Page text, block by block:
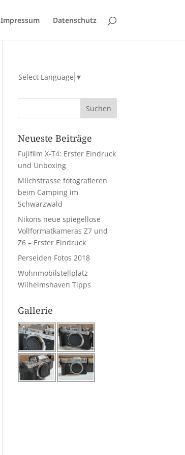
Impressum Datenschutz
Select Language ▼
Neueste Beiträge
Fujifilm X-T4: Erster Eindruck
und Unboxing
Milchstrasse fotografieren
beim Camping im
Schwarzwald
Nikons neue spiegellose
Vollformatkameras Z7 und
Z6 – Erster Eindruck
Perseiden Fotos 2018
Wohnmobilstellplatz
Wilhelmshaven Tipps
Gallerie